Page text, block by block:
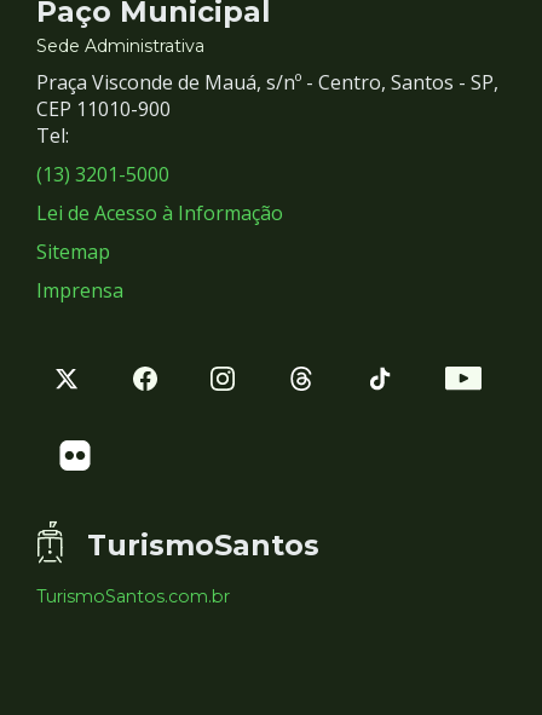
e
Redes
Sociais
Paço Municipal
Sede Administrativa
Praça Visconde de Mauá, s/nº - Centro, Santos - SP,
CEP 11010-900
Tel:
(13) 3201-5000
Lei de Acesso à Informação
Sitemap
Imprensa
TurismoSantos
TurismoSantos.com.br